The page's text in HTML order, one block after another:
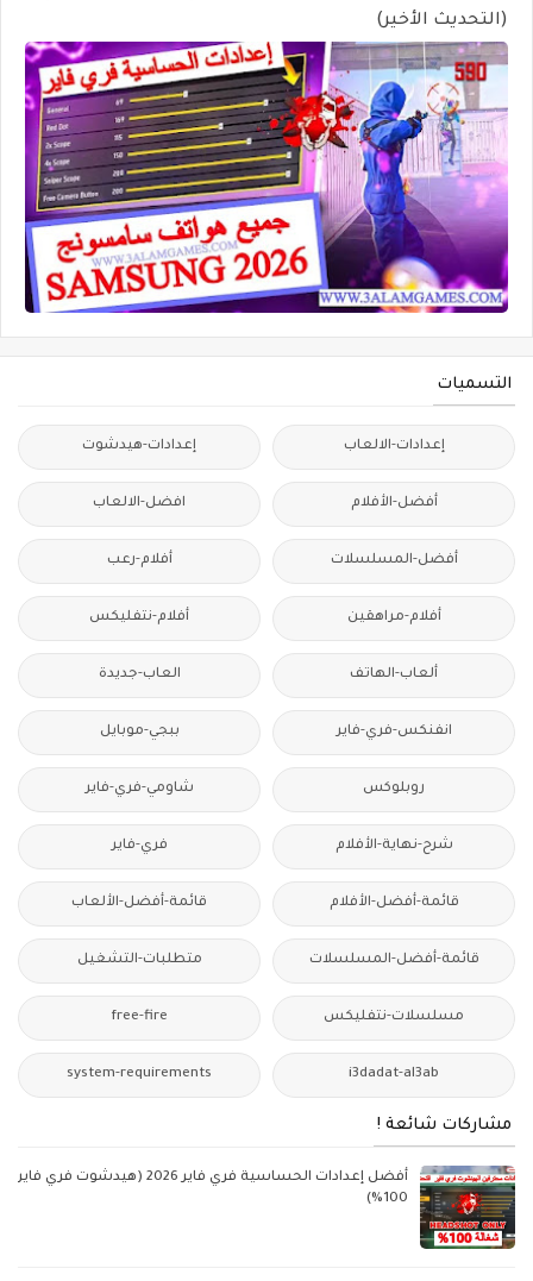
(التحديث الأخير)
التسميات
إعدادات-الالعاب إعدادات-هيدشوت
أفضل-الأفلام افضل-الالعاب
أفضل-المسلسلات أفلام-رعب
أفلام-مراهقين أفلام-نتفليكس
ألعاب-الهاتف العاب-جديدة
انفنكس-فري-فاير ببجي-موبايل
روبلوكس شاومي-فري-فاير
شرح-نهاية-الأفلام فري-فاير
قائمة-أفضل-الأفلام قائمة-أفضل-الألعاب
قائمة-أفضل-المسلسلات متطلبات-التشغيل
مسلسلات-نتفليكس free-fire
i3dadat-al3ab
system-requirements
مشاركات شائعة !
أفضل إعدادات الحساسية فري فاير 2026 (هيدشوت فري فاير
100%)